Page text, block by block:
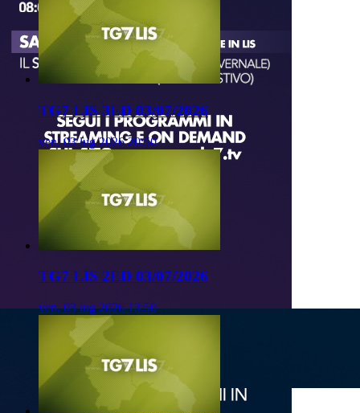
TG7 LIS 3ED 03/07/2026
ven, 03 lug 2026 20:50
TG7 LIS 2ED 03/07/2026
ven, 03 lug 2026 13:50